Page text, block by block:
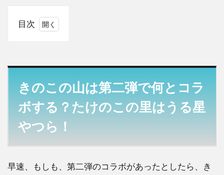
目次
第二
弾で
何と
コラ
ボす
る？
たけ
の里
きのこの山は第二弾で何とコラ
ボする？たけのこの里はうる星
やつら！
早速、もしも、第二弾のコラボがあったとしたら、き